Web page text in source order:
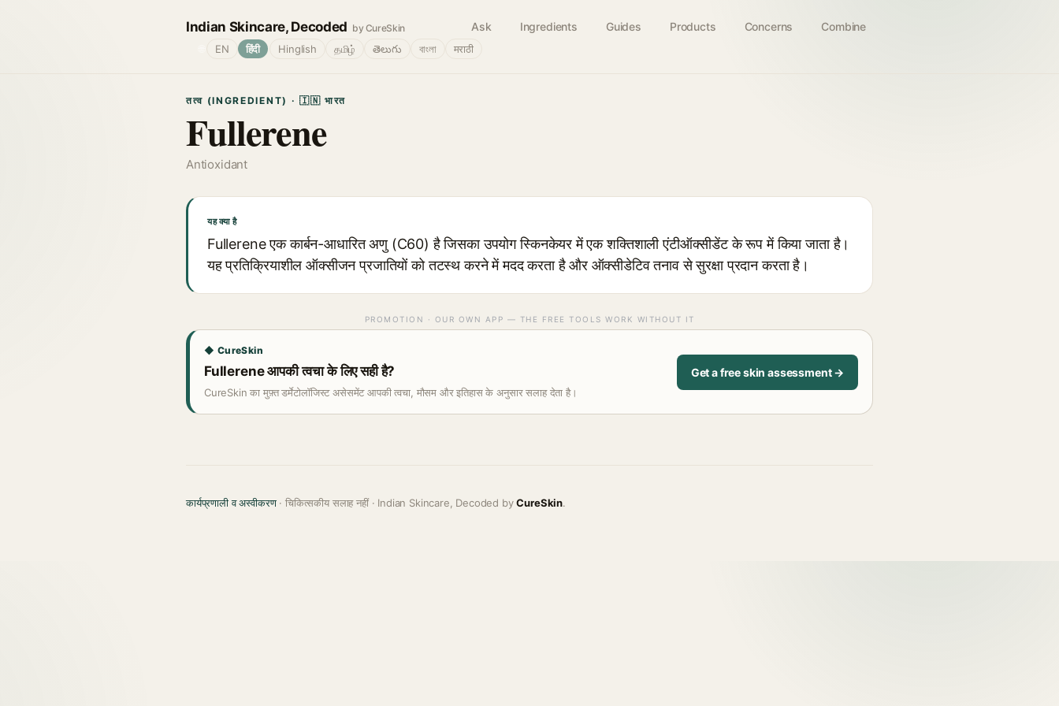
Indian Skincare, Decoded by CureSkin Ask Ingredients Guides Products Concerns Combine
EN हिंदी Hinglish தமிழ் తెలుగు বাংলা मराठी
तत्व (INGREDIENT) · 🇮🇳 भारत
Fullerene
Antioxidant
यह क्या है
Fullerene एक कार्बन-आधारित अणु (C60) है जिसका उपयोग स्किनकेयर में एक शक्तिशाली एंटीऑक्सीडेंट के रूप में किया जाता है।
यह प्रतिक्रियाशील ऑक्सीजन प्रजातियों को तटस्थ करने में मदद करता है और ऑक्सीडेटिव तनाव से सुरक्षा प्रदान करता है।
PROMOTION · OUR OWN APP — THE FREE TOOLS WORK WITHOUT IT
◆ CureSkin
Fullerene आपकी त्वचा के लिए सही है?
CureSkin का मुफ़्त डर्मेटोलॉजिस्ट असेसमेंट आपकी त्वचा, मौसम और इतिहास के अनुसार सलाह देता है।
Get a free skin assessment →
कार्यप्रणाली व अस्वीकरण· चिकित्सकीय सलाह नहीं · Indian Skincare, Decoded byCureSkin.